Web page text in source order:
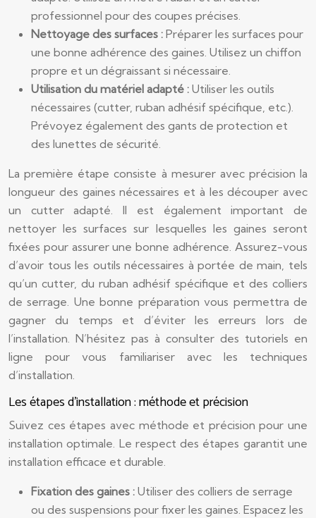
professionnel pour des coupes précises.
Nettoyage des surfaces : Préparer les surfaces pour
une bonne adhérence des gaines. Utilisez un chiffon
propre et un dégraissant si nécessaire.
Utilisation du matériel adapté : Utiliser les outils
nécessaires (cutter, ruban adhésif spécifique, etc.).
Prévoyez également des gants de protection et
des lunettes de sécurité.
La première étape consiste à mesurer avec précision la
longueur des gaines nécessaires et à les découper avec
un cutter adapté. Il est également important de
nettoyer les surfaces sur lesquelles les gaines seront
fixées pour assurer une bonne adhérence. Assurez-vous
d’avoir tous les outils nécessaires à portée de main, tels
qu’un cutter, du ruban adhésif spécifique et des colliers
de serrage. Une bonne préparation vous permettra de
gagner du temps et d’éviter les erreurs lors de
l’installation. N’hésitez pas à consulter des tutoriels en
ligne pour vous familiariser avec les techniques
d’installation.
Les étapes d’installation : méthode et précision
Suivez ces étapes avec méthode et précision pour une
installation optimale. Le respect des étapes garantit une
installation efficace et durable.
Fixation des gaines : Utiliser des colliers de serrage
ou des suspensions pour fixer les gaines. Espacez les